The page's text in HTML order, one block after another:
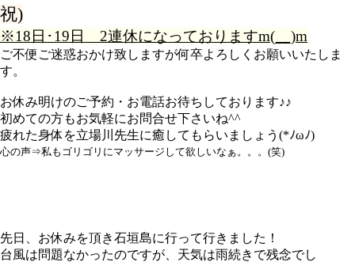
祝)
※18日･19日 2連休になっておりますm(__)m
ご不便ご迷惑おかけ致しますが何卒よろしくお願いいたしま
す。
お休み明けのご予約・お電話お待ちしております♪♪
初めての方もお気軽にお問合せ下さいね^^
疲れた身体を立場川先生に癒してもらいましょう(*ﾉωﾉ)
心の声⇒私もゴリゴリにマッサージして欲しいなぁ。。。(笑)
先日、お休みを頂き石垣島に行って行きました！
台風は問題なかったのですが、天気は雨続きで残念でし